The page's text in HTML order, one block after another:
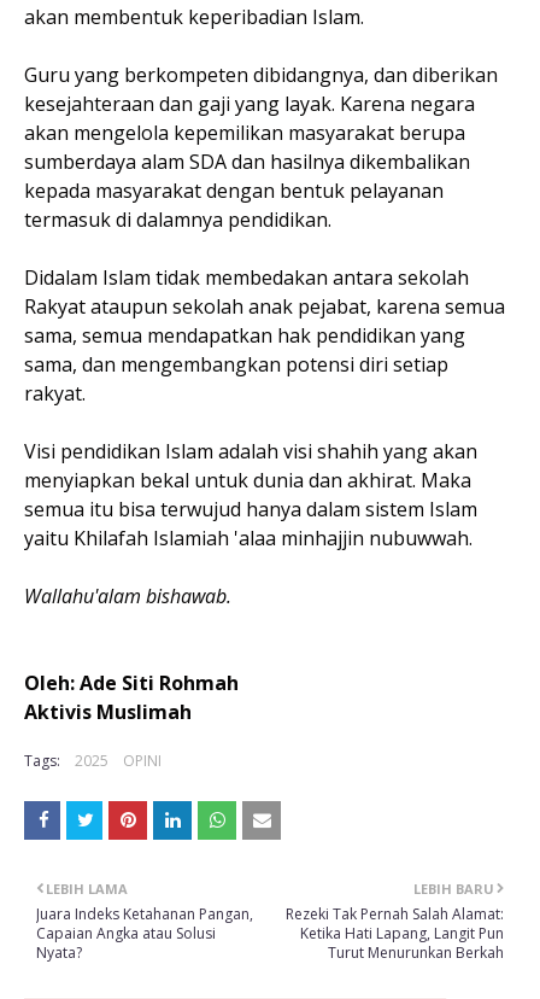
akan membentuk keperibadian Islam.
Guru yang berkompeten dibidangnya, dan diberikan
kesejahteraan dan gaji yang layak. Karena negara
akan mengelola kepemilikan masyarakat berupa
sumberdaya alam SDA dan hasilnya dikembalikan
kepada masyarakat dengan bentuk pelayanan
termasuk di dalamnya pendidikan.
Didalam Islam tidak membedakan antara sekolah
Rakyat ataupun sekolah anak pejabat, karena semua
sama, semua mendapatkan hak pendidikan yang
sama, dan mengembangkan potensi diri setiap
rakyat.
Visi pendidikan Islam adalah visi shahih yang akan
menyiapkan bekal untuk dunia dan akhirat. Maka
semua itu bisa terwujud hanya dalam sistem Islam
yaitu Khilafah Islamiah 'alaa minhajjin nubuwwah.
Wallahu'alam bishawab.
Oleh: Ade Siti Rohmah
Aktivis Muslimah
Tags: 2025 OPINI
LEBIH BARU
Rezeki Tak Pernah Salah Alamat:
Ketika Hati Lapang, Langit Pun
Turut Menurunkan Berkah
LEBIH LAMA
Juara Indeks Ketahanan Pangan,
Capaian Angka atau Solusi
Nyata?